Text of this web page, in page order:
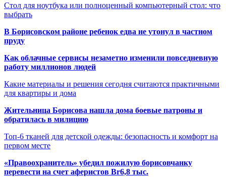
Стол для ноутбука или полноценный компьютерный стол: что
выбрать
В Борисовском районе ребенок едва не утонул в частном
пруду
Как облачные сервисы незаметно изменили повседневную
работу миллионов людей
Какие материалы и решения сегодня считаются практичными
для квартиры и дома
Жительница Борисова нашла дома боевые патроны и
обратилась в милицию
Топ-6 тканей для детской одежды: безопасность и комфорт на
первом месте
«Правоохранитель» убедил пожилую борисовчанку
перевести на счет аферистов Br6,8 тыс.